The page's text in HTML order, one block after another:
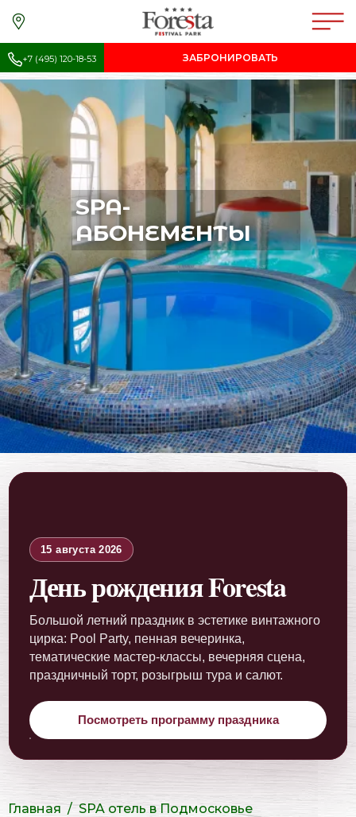
+7 (495) 120-18-53 ЗАБРОНИРОВАТЬ
SPA-
АБОНЕМЕНТЫ
15 августа 2026
День рождения Foresta
Большой летний праздник в эстетике винтажного
цирка: Pool Party, пенная вечеринка,
тематические мастер-классы, вечерняя сцена,
праздничный торт, розыгрыш тура и салют.
Посмотреть программу праздника
Главная
SPA отель в Подмосковье